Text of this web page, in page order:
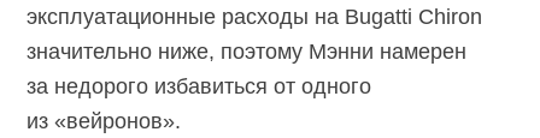
эксплуатационные расходы на Bugatti Chiron
значительно ниже, поэтому Мэнни намерен
за недорого избавиться от одного
из «вейронов».